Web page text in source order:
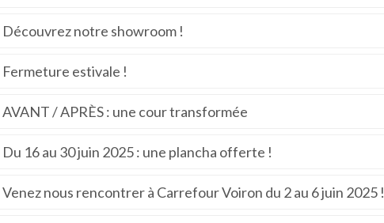
Découvrez notre showroom !
Fermeture estivale !
AVANT / APRÈS : une cour transformée
Du 16 au 30 juin 2025 : une plancha offerte !
Venez nous rencontrer à Carrefour Voiron du 2 au 6 juin 2025 !